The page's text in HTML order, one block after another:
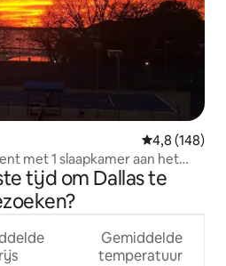
Gemiddelde
4,8 (148)
met 1 slaapkamer aan het
tijd om Dallas te
Gemiddelde
temperatuur